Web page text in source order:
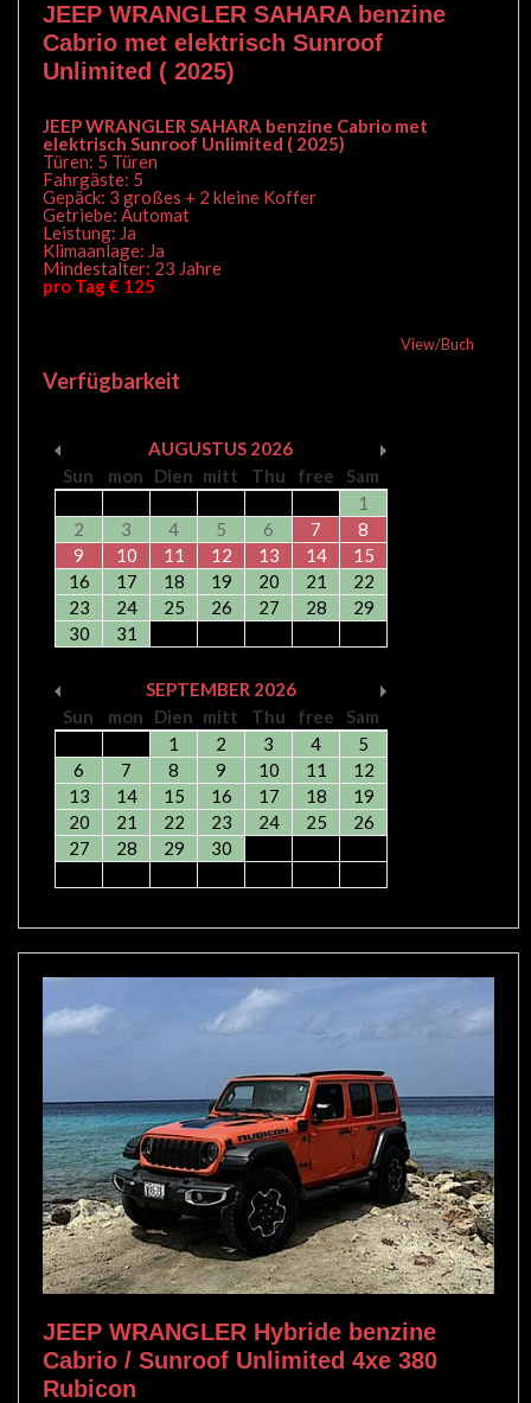
JEEP WRANGLER SAHARA benzine
Cabrio met elektrisch Sunroof
Unlimited ( 2025)
JEEP WRANGLER SAHARA benzine Cabrio met
elektrisch Sunroof Unlimited ( 2025)
Türen: 5 Türen
Fahrgäste: 5
Gepäck: 3 großes + 2 kleine Koffer
Getriebe: Automat
Leistung: Ja
Klimaanlage: Ja
Mindestalter: 23 Jahre
pro Tag € 125
View/Buch
Verfügbarkeit
AUGUSTUS 2026
Sun
mon Dien mitt Thu free
Sam
1
2
3 4 5 6 7
8
9
10 11 12 13 14
15
16
17 18 19 20 21
22
23
24 25 26 27 28
29
30
31
SEPTEMBER 2026
Sun
mon Dien mitt Thu free
Sam
1
2 3 4
5
6
7 8 9 10 11
12
13
14 15 16 17 18
19
20
21 22 23 24 25
26
27
28 29 30
JEEP WRANGLER Hybride benzine
Cabrio / Sunroof Unlimited 4xe 380
Rubicon